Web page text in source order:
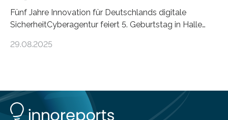
Fünf Jahre Innovation für Deutschlands digitale
SicherheitCyberagentur feiert 5. Geburtstag in Halle
ErfolgeDie Agentur für Innovation in der
Forschungsarbeit, politischen Grußworten und der
feierlichen Preisverleihung des Ideenwettbewerbs
29.08.2025